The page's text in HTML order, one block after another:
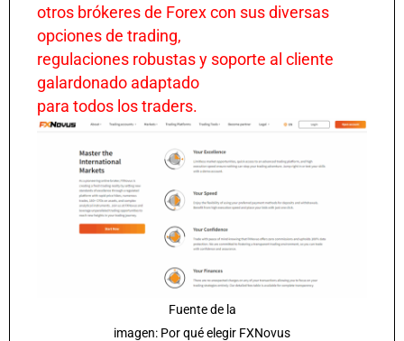
otros brókeres de Forex con sus diversas
opciones de trading,
regulaciones robustas y soporte al cliente
galardonado adaptado
para todos los traders.
Fuente de la
imagen: Por qué elegir FXNovus